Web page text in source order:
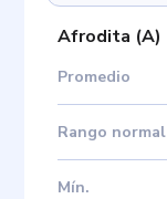
Afrodita (A)
Promedio
Rango normal
Mín.